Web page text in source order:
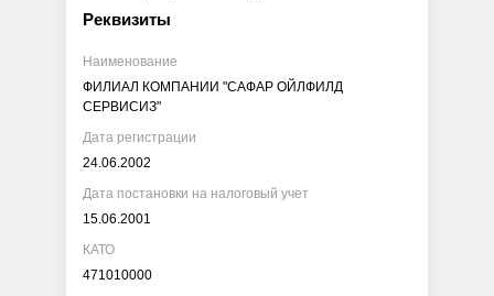
Реквизиты
Наименование
ФИЛИАЛ КОМПАНИИ "САФАР ОЙЛФИЛД
СЕРВИСИЗ"
Дата регистрации
24.06.2002
Дата постановки на налоговый учет
15.06.2001
КАТО
471010000